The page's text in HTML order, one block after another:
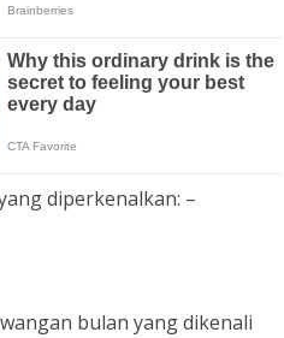
diperkenalkan: –
bulan yang dikenali